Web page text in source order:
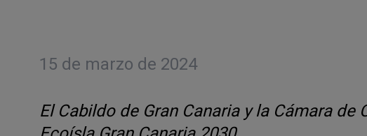
15 de marzo de 2024
El Cabildo de Gran Canaria y la Cámara